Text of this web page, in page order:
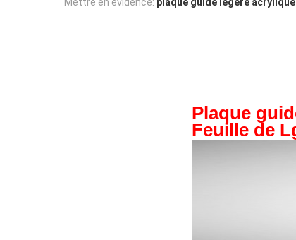
plaque guide légère acrylique
Plaque
Feuille de